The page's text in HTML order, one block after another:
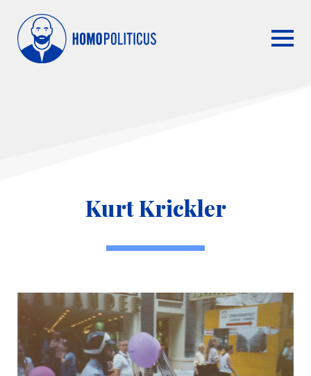
Kurt Krickler